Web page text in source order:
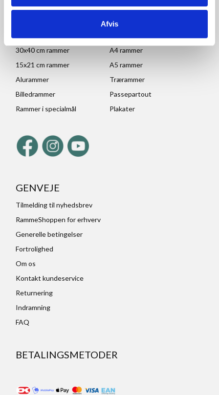
Afvis
70x100 rammer
A1 rammer
A2 rammer
30x40 cm rammer
A4 rammer
15x21 cm rammer
A5 rammer
Alurammer
Trærammer
Billedrammer
Passepartout
Rammer i specialmål
Plakater
GENVEJE
Tilmelding til nyhedsbrev
RammeShoppen for erhverv
Generelle betingelser
Fortrolighed
Om os
Kontakt kundeservice
Returnering
Indramning
FAQ
BETALINGSMETODER